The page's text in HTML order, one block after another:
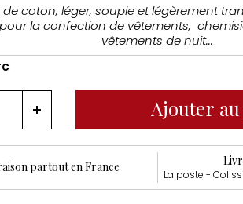
coton, léger, souple et légèrement
la confection de vêtements,
vêtements de nuit...
Ajouter
partout en France La poste -